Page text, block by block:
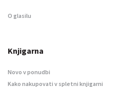
O glasilu
Knjigarna
Novo v ponudbi
Kako nakupovati v spletni knjigarni